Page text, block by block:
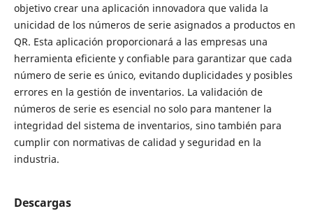
objetivo crear una aplicación innovadora que valida la
unicidad de los números de serie asignados a productos en
QR. Esta aplicación proporcionará a las empresas una
herramienta eficiente y confiable para garantizar que cada
número de serie es único, evitando duplicidades y posibles
errores en la gestión de inventarios. La validación de
números de serie es esencial no solo para mantener la
integridad del sistema de inventarios, sino también para
cumplir con normativas de calidad y seguridad en la
industria.
Descargas